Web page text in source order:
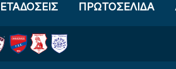
ΠΡΩΤΟΣΕΛΙΔΑ